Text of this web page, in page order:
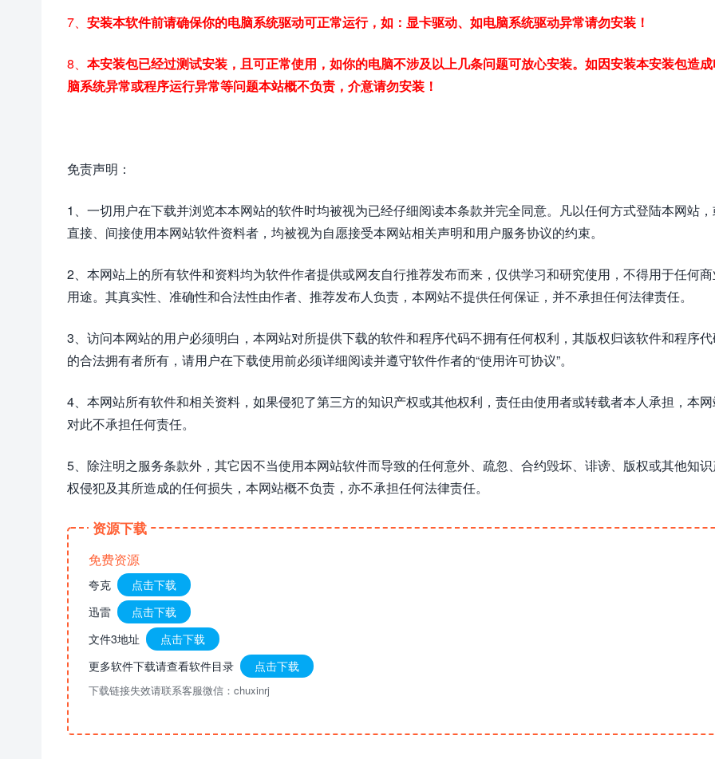
7、 安装本软件前请确保你的电脑系统驱动可正常运行，如：显卡驱动、如电脑系统驱动异常请勿安装！
8、 本安装包已经过测试安装，且可正常使用，如你的电脑不涉及以上几条问题可放心安装。如因安装本安装包造
脑系统异常或程序运行异常等问题本站概不负责，介意请勿安装！
免责声明：
1、一切用户在下载并浏览本本网站的软件时均被视为已经仔细阅读本条款并完全同意。凡以任何方式登陆本网站
直接、间接使用本网站软件资料者，均被视为自愿接受本网站相关声明和用户服务协议的约束。
2、本网站上的所有软件和资料均为软件作者提供或网友自行推荐发布而来，仅供学习和研究使用，不得用于任何
用途。其真实性、准确性和合法性由作者、推荐发布人负责，本网站不提供任何保证，并不承担任何法律责任。
3、访问本网站的用户必须明白，本网站对所提供下载的软件和程序代码不拥有任何权利，其版权归该软件和程序
的合法拥有者所有，请用户在下载使用前必须详细阅读并遵守软件作者的“使用许可协议”。
4、本网站所有软件和相关资料，如果侵犯了第三方的知识产权或其他权利，责任由使用者或转载者本人承担，本
对此不承担任何责任。
5、除注明之服务条款外，其它因不当使用本网站软件而导致的任何意外、疏忽、合约毁坏、诽谤、版权或其他知
权侵犯及其所造成的任何损失，本网站概不负责，亦不承担任何法律责任。
资源下载
免费资源
夸克
点击下载
迅雷
点击下载
文件3地址
点击下载
更多软件下载请查看软件目录
点击下载
下载链接失效请联系客服微信：chuxinrj